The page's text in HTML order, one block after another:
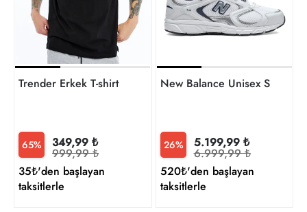
Trender Erkek T-shirt
65% 349,99 ₺
999,99 ₺
35₺'den başlayan
taksitlerle
New Balance Unisex Sneaker
26% 5.199,99 ₺
6.999,99 ₺
520₺'den başlayan
taksitlerle